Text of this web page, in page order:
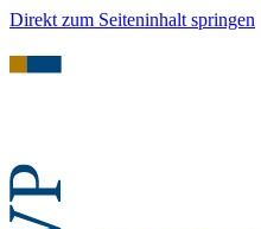
Direkt zum Seiteninhalt springen